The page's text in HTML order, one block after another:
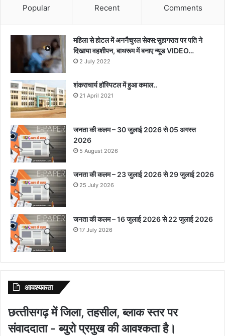
Popular Recent Comments
महिला से होटल में अननैचुरल सेक्स:सुहागरात पर पति ने
दिखाया वहशीपन, बाथरूम में बनाए न्यूड VIDEO…
2 July 2022
शंकराचार्य हॉस्पिटल में हुआ कमाल..
21 April 2021
जनता की कलम – 30 जुलाई 2026 से 05 अगस्त
2026
5 August 2026
जनता की कलम – 23 जुलाई 2026 से 29 जुलाई 2026
25 July 2026
जनता की कलम – 16 जुलाई 2026 से 22 जुलाई 2026
17 July 2026
आवश्‍यकता
छत्‍तीसगढ़ में जिला, तहसील, ब्‍लाक स्‍तर पर
संवाददाता - ब्‍युरो प्रमुख की आवश्‍कता है।